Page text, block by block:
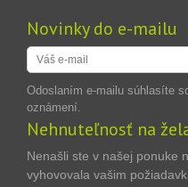
Novinky do e-mailu
Odoslaním e-mailu súhlasíte
oznámení.
Nehnuteľnosť na
Nenašli ste v našej ponuke
vyhovovala vašim